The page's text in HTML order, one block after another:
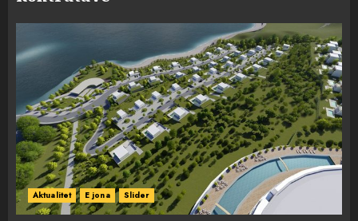
Aktualitet E jona Slider